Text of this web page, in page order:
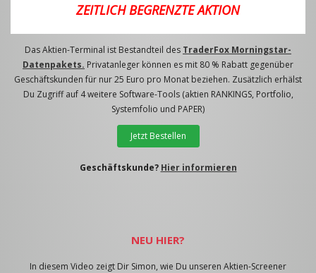
ZEITLICH BEGRENZTE AKTION
Das Aktien-Terminal ist Bestandteil des TraderFox Morningstar-
Datenpakets. Privatanleger können es mit 80 % Rabatt gegenüber
Geschäftskunden für nur 25 Euro pro Monat beziehen. Zusätzlich erhälst
Du Zugriff auf 4 weitere Software-Tools (aktien RANKINGS, Portfolio,
Systemfolio und PAPER)
Jetzt Bestellen
Geschäftskunde? Hier informieren
NEU HIER?
In diesem Video zeigt Dir Simon, wie Du unseren Aktien-Screener